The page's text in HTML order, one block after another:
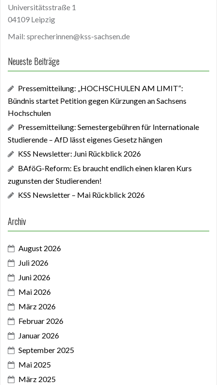
Universitätsstraße 1
04109 Leipzig
Mail: sprecherinnen@kss-sachsen.de
Neueste Beiträge
Pressemitteilung: „HOCHSCHULEN AM LIMIT“:
Bündnis startet Petition gegen Kürzungen an Sachsens
Hochschulen
Pressemitteilung: Semestergebühren für Internationale
Studierende – AfD lässt eigenes Gesetz hängen
KSS Newsletter: Juni Rückblick 2026
BAföG-Reform: Es braucht endlich einen klaren Kurs
zugunsten der Studierenden!
KSS Newsletter – Mai Rückblick 2026
Archiv
August 2026
Juli 2026
Juni 2026
Mai 2026
März 2026
Februar 2026
Januar 2026
September 2025
Mai 2025
März 2025